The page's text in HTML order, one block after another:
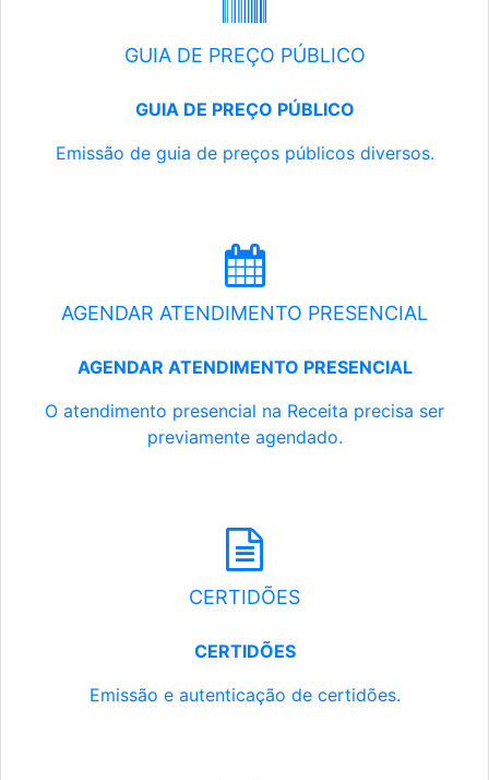
GUIA DE PREÇO PÚBLICO
GUIA DE PREÇO PÚBLICO
Emissão de guia de preços públicos diversos.
AGENDAR ATENDIMENTO PRESENCIAL
AGENDAR ATENDIMENTO PRESENCIAL
O atendimento presencial na Receita precisa ser
previamente agendado.
CERTIDÕES
CERTIDÕES
Emissão e autenticação de certidões.